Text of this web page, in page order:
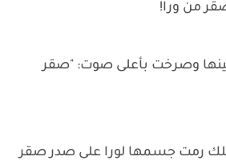
من ورا!
وصرخت بأعلى صوت: "صقر
رمت جسمها لورا على صدر صقر